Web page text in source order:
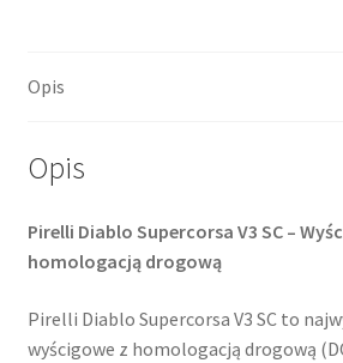
TL
Opis
Opis
Pirelli Diablo Supercorsa V3 SC –
homologacją drogową
Pirelli Diablo Supercorsa V3 SC to
wyścigowe z homologacją drogową